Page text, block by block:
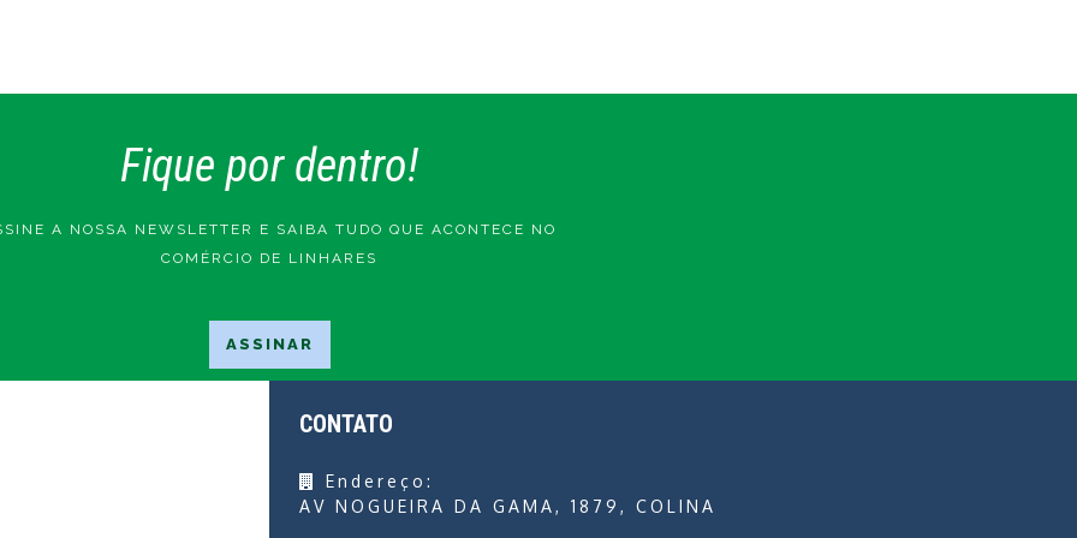
Fique por dentro!
A NOSSA NEWSLETTER E SAIBA TUDO QUE ACONTECE NO
COMÉRCIO DE LINHARES
CONTATO
Endereço:
AV NOGUEIRA DA GAMA, 1879, COLINA